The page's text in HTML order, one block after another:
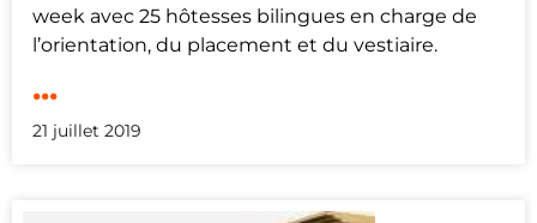
week avec 25 hôtesses bilingues en charge de
l’orientation, du placement et du vestiaire.
...
21 juillet 2019